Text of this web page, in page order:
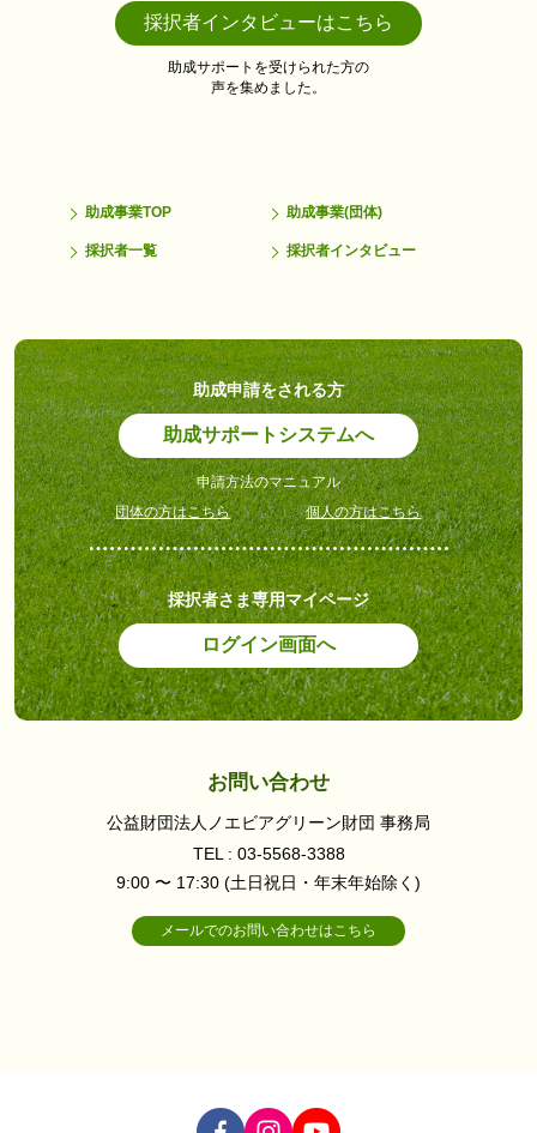
採択者インタビューはこちら
助成サポートを受けられた方の
声を集めました。
助成事業TOP 助成事業(団体)
採択者一覧 採択者インタビュー
助成申請をされる方
助成サポートシステムへ
申請方法のマニュアル
団体の方はこちら
個人の方はこちら
採択者さま専用マイページ
ログイン画面へ
お問い合わせ
公益財団法人ノエビアグリーン財団 事務局
TEL : 03-5568-3388
9:00 〜 17:30 (土日祝日・年末年始除く)
メールでのお問い合わせはこちら